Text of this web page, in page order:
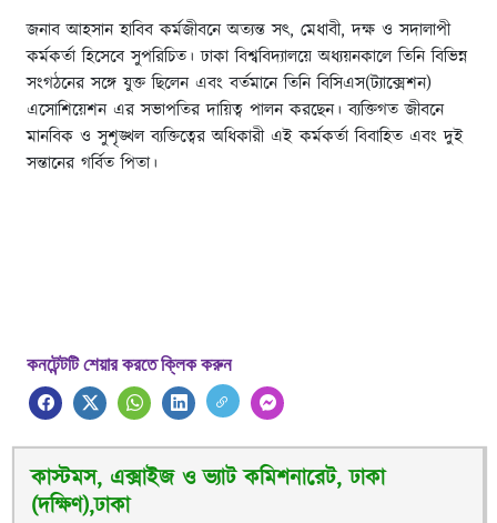
জনাব আহসান হাবিব কর্মজীবনে অত্যন্ত সৎ, মেধাবী, দক্ষ ও সদালাপী
কর্মকর্তা হিসেবে সুপরিচিত। ঢাকা বিশ্ববিদ্যালয়ে অধ্যয়নকালে তিনি বিভিন্ন
সংগঠনের সঙ্গে যুক্ত ছিলেন এবং বর্তমানে তিনি বিসিএস(ট্যাক্সেশন)
এসোশিয়েশন এর সভাপতির দায়িত্ব পালন করছেন। ব্যক্তিগত জীবনে
মানবিক ও সুশৃঙ্খল ব্যক্তিত্বের অধিকারী এই কর্মকর্তা বিবাহিত এবং দুই
সন্তানের গর্বিত পিতা।
কনটেন্টটি শেয়ার করতে ক্লিক করুন
কাস্টমস, এক্সাইজ ও ভ্যাট কমিশনারেট, ঢাকা
(দক্ষিণ),ঢাকা